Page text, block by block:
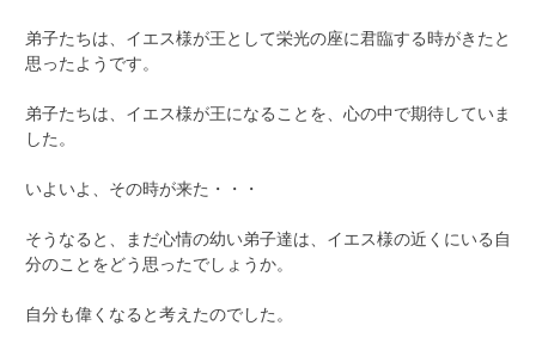
弟子たちは、イエス様が王として栄光の座に君臨する時がきたと
思ったようです。
弟子たちは、イエス様が王になることを、心の中で期待していま
した。
いよいよ、その時が来た・・・
そうなると、まだ心情の幼い弟子達は、イエス様の近くにいる自
分のことをどう思ったでしょうか。
自分も偉くなると考えたのでした。